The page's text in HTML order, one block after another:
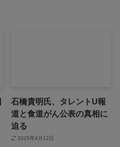
石橋貴明氏、タレントU報
道と食道がん公表の真相に
迫る
2025年4月12日